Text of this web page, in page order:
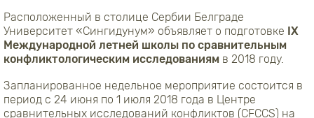
Расположенный в столице Сербии Белграде
Университет «Сингидунум» объявляет о подготовке IX
Международной летней школы по сравнительным
конфликтологическим исследованиям в 2018 году.
Запланированное недельное мероприятие состоится в
период с 24 июня по 1 июля 2018 года в Центре
сравнительных исследований конфликтов (CFCCS) на